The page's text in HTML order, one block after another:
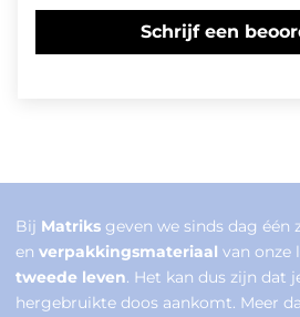
Schrijf een
Bij Matriks geven we sinds dag één
en verpakkingsmateriaal van onze
tweede leven. Het kan dus zijn dat
hergebruikte doos aankomt. Meer